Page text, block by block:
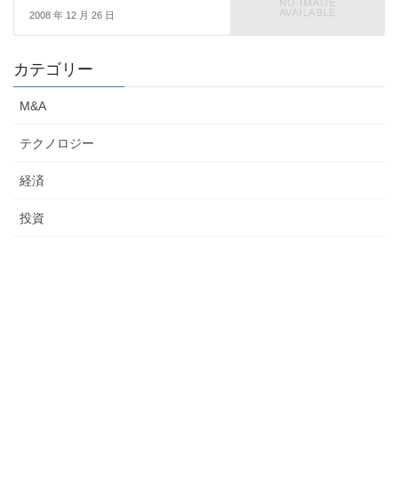
2008 年 12 月 26 日
カテゴリー
M&A
テクノロジー
経済
投資